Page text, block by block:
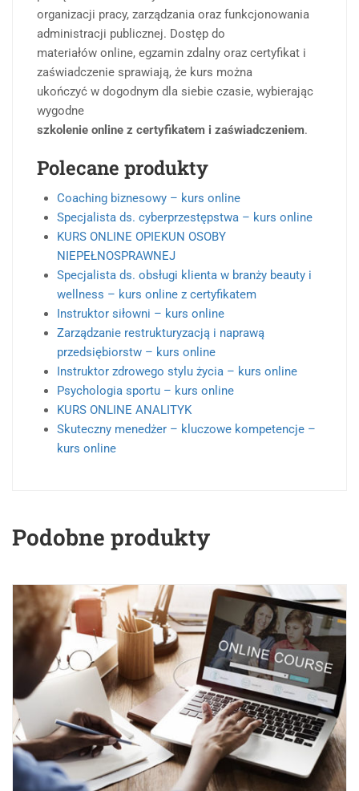
organizacji pracy, zarządzania oraz funkcjonowania
administracji publicznej. Dostęp do
materiałów online, egzamin zdalny oraz certyfikat i
zaświadczenie sprawiają, że kurs można
ukończyć w dogodnym dla siebie czasie, wybierając
wygodne
szkolenie online z certyfikatem i zaświadczeniem.
Polecane produkty
Coaching biznesowy – kurs online
Specjalista ds. cyberprzestępstwa – kurs online
KURS ONLINE OPIEKUN OSOBY
NIEPEŁNOSPRAWNEJ
Specjalista ds. obsługi klienta w branży beauty i
wellness – kurs online z certyfikatem
Instruktor siłowni – kurs online
Zarządzanie restrukturyzacją i naprawą
przedsiębiorstw – kurs online
Instruktor zdrowego stylu życia – kurs online
Psychologia sportu – kurs online
KURS ONLINE ANALITYK
Skuteczny menedżer – kluczowe kompetencje –
kurs online
Podobne produkty